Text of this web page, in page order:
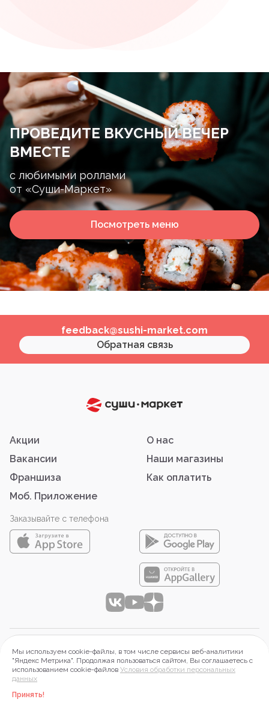
ПРОВЕДИТЕ ВКУСНЫЙ ВЕЧЕР
ВМЕСТЕ
с любимыми роллами
от «Суши-Маркет»
Посмотреть меню
feedback@sushi-market.com
Обратная связь
Акции
О нас
Вакансии
Наши магазины
Франшиза
Как оплатить
Моб. Приложение
Заказывайте с телефона
644099 г. Омск, Набережная Тухачевского, д.16, оф.2П.
ИНН 5503197313, ОГРН 1215500015268
Правовая информация
Мы используем cookie-файлы, в том числе сервисы веб-аналитики
"Яндекс Метрика". Продолжая пользоваться сайтом, Вы соглашаетесь с
использованием cookie-файлов Условия обработки персональных
данных
Принять!